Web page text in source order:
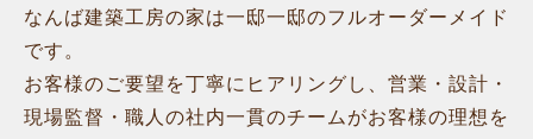
なんば建築工房の家は一邸一邸のフルオーダーメイド
です。
お客様のご要望を丁寧にヒアリングし、営業・設計・
現場監督・職人の社内一貫のチームがお客様の理想を